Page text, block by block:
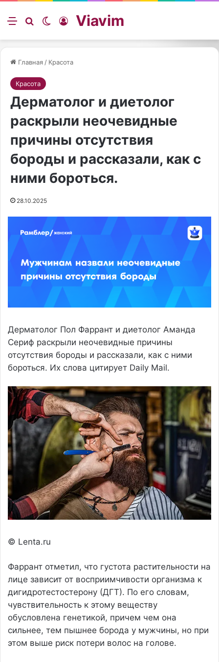
Меню ИскатьSwitch skin
Войти
Viavim
Главная / Красота
Красота
Дерматолог и диетолог
раскрыли неочевидные
причины отсутствия
бороды и рассказали, как с
ними бороться.
28.10.2025
Дерматолог Пол Фаррант и диетолог Аманда
Сериф раскрыли неочевидные причины
отсутствия бороды и рассказали, как с ними
бороться. Их слова цитирует Daily Mail.
© Lenta.ru
Фаррант отметил, что густота растительности на
лице зависит от восприимчивости организма к
дигидротестостерону (ДГТ). По его словам,
чувствительность к этому веществу
обусловлена генетикой, причем чем она
сильнее, тем пышнее борода у мужчины, но при
этом выше риск потери волос на голове.